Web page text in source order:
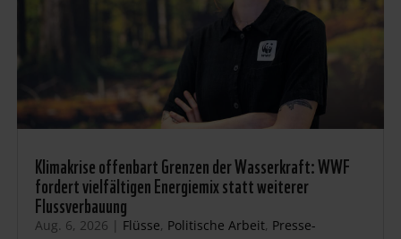
Klimakrise offenbart Grenzen der Wasserkraft: WWF
fordert vielfältigen Energiemix statt weiterer
Flussverbauung
Aug. 6, 2026 | Flüsse, Politische Arbeit, Presse-